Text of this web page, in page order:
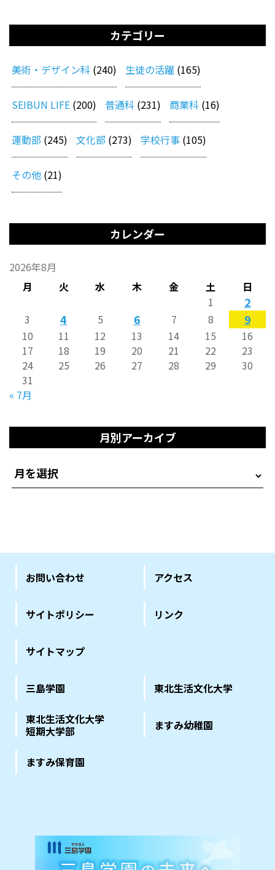
カテゴリー
美術・デザイン科 (240) 生徒の活躍 (165)
SEIBUN LIFE (200) 普通科 (231) 商業科 (16)
運動部 (245) 文化部 (273) 学校行事 (105)
その他 (21)
カレンダー
2026年8月
月
火 水 木 金 土 日
« 7月
1 2
3 4 5 6 7 8 9
10 11 12 13 14 15
16
17
18 19 20 21 22
23
24
25 26 27 28 29
30
31
月別アーカイブ
お問い合わせ アクセス
サイトポリシー リンク
サイトマップ
三島学園 東北生活文化大学
東北生活文化大学
短期大学部
ますみ幼稚園
ますみ保育園